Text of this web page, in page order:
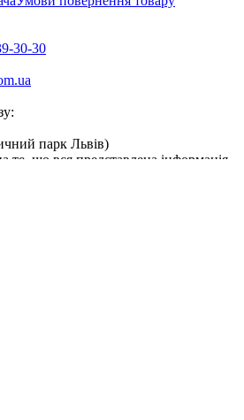
30-30
парк Львів)
те, що вся представлена інформація,